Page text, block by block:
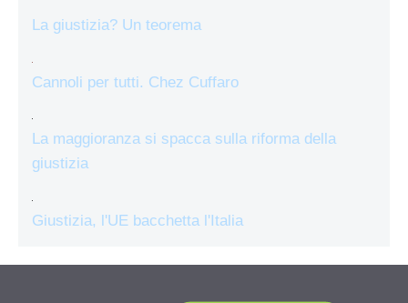
La giustizia? Un teorema
Cannoli per tutti. Chez Cuffaro
La maggioranza si spacca sulla riforma della
giustizia
Giustizia, l'UE bacchetta l'Italia